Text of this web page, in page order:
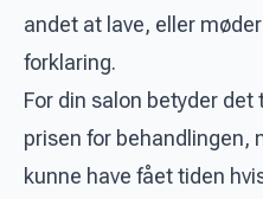
andet at lave, eller
forklaring.
For din salon betyder
prisen for behandlingen,
kunne have fået tiden